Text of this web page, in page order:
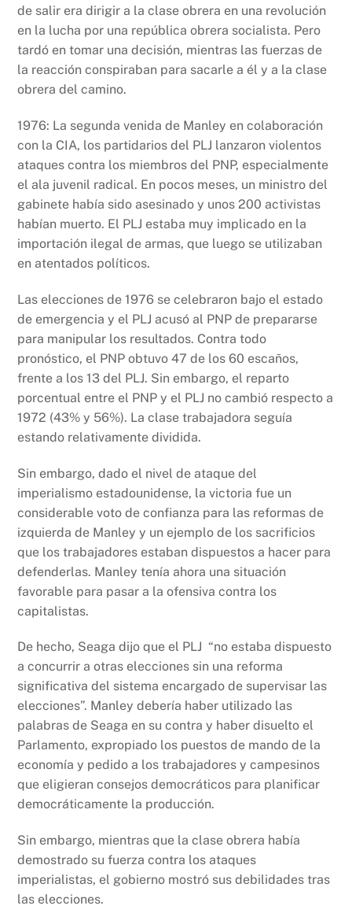
de salir era dirigir a la clase obrera en una revolución
en la lucha por una república obrera socialista. Pero
tardó en tomar una decisión, mientras las fuerzas de
la reacción conspiraban para sacarle a él y a la clase
obrera del camino.
1976: La segunda venida de Manley en colaboración
con la CIA, los partidarios del PLJ lanzaron violentos
ataques contra los miembros del PNP, especialmente
el ala juvenil radical. En pocos meses, un ministro del
gabinete había sido asesinado y unos 200 activistas
habían muerto. El PLJ estaba muy implicado en la
importación ilegal de armas, que luego se utilizaban
en atentados políticos.
Las elecciones de 1976 se celebraron bajo el estado
de emergencia y el PLJ acusó al PNP de prepararse
para manipular los resultados. Contra todo
pronóstico, el PNP obtuvo 47 de los 60 escaños,
frente a los 13 del PLJ. Sin embargo, el reparto
porcentual entre el PNP y el PLJ no cambió respecto a
1972 (43% y 56%). La clase trabajadora seguía
estando relativamente dividida.
Sin embargo, dado el nivel de ataque del
imperialismo estadounidense, la victoria fue un
considerable voto de confianza para las reformas de
izquierda de Manley y un ejemplo de los sacrificios
que los trabajadores estaban dispuestos a hacer para
defenderlas. Manley tenía ahora una situación
favorable para pasar a la ofensiva contra los
capitalistas.
De hecho, Seaga dijo que el PLJ “no estaba dispuesto
a concurrir a otras elecciones sin una reforma
significativa del sistema encargado de supervisar las
elecciones”. Manley debería haber utilizado las
palabras de Seaga en su contra y haber disuelto el
Parlamento, expropiado los puestos de mando de la
economía y pedido a los trabajadores y campesinos
que eligieran consejos democráticos para planificar
democráticamente la producción.
Sin embargo, mientras que la clase obrera había
demostrado su fuerza contra los ataques
imperialistas, el gobierno mostró sus debilidades tras
las elecciones.